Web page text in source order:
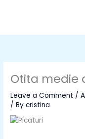
Otita medie
Leave a Comment /
/ Bycristina